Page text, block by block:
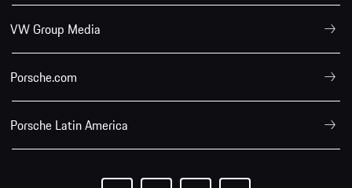
VW Group Media
Porsche.com
Porsche Latin America